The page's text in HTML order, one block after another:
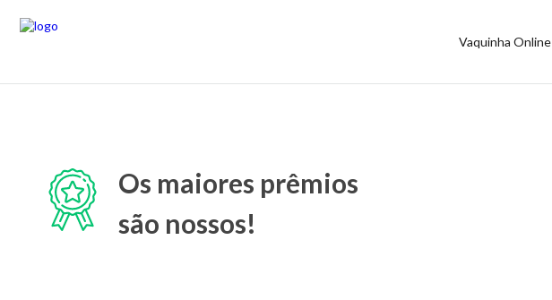
Vaquinha Online
Os maiores prêmios
são nossos!